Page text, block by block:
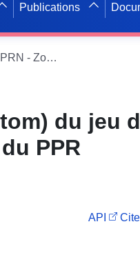
Publications
Service de téléchargement simple (Atom) du jeu de données : PPRN - Zone réglementée du PPR Inondation - HATRIZE (54253)
du jeu
PPR
API